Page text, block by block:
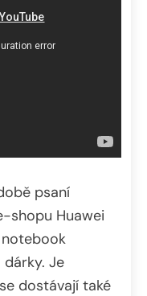
psaní
shopu Huawei
Je
dostávají také